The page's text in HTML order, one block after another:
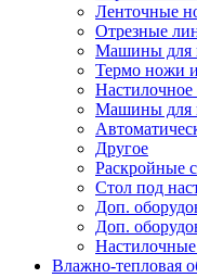
Ленточные
Отрезные
Машины для
Термо ножи
Настилочное
Машины для
Другое
Раскройные
Стол под
Доп.
Доп.
Влажно-тепловая